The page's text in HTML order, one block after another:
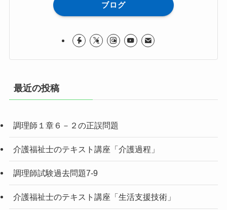
ブログ
最近の投稿
調理師１章６－２の正誤問題
介護福祉士のテキスト講座「介護過程」
調理師試験過去問題7-9
介護福祉士のテキスト講座「生活支援技術」